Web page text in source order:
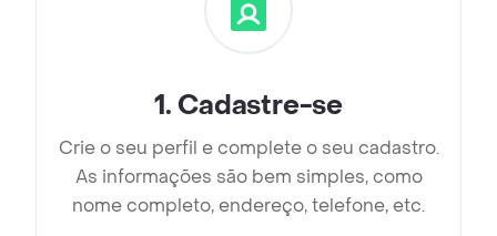
1. Cadastre-se
Crie o seu perfil e complete o seu cadastro.
As informações são bem simples, como
nome completo, endereço, telefone, etc.